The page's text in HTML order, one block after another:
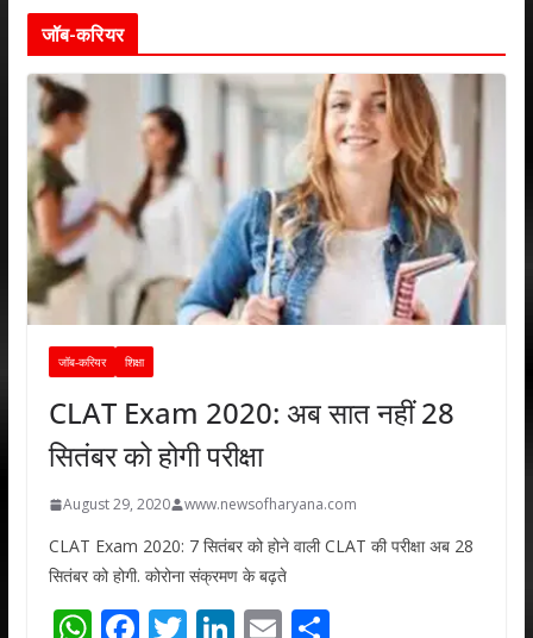
जॉब-करियर
जॉब-करियर शिक्षा
CLAT Exam 2020: अब सात नहीं 28
सितंबर को होगी परीक्षा
August 29, 2020 www.newsofharyana.com
CLAT Exam 2020: 7 सितंबर को होने वाली CLAT की परीक्षा अब 28
सितंबर को होगी. कोरोना संक्रमण के बढ़ते